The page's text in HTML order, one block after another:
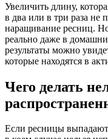
Увеличить длину,
в два или в три раза не
наращивание ресниц.
реально даже в
результаты можно
которые находятся в
Чего делать
Если ресницы